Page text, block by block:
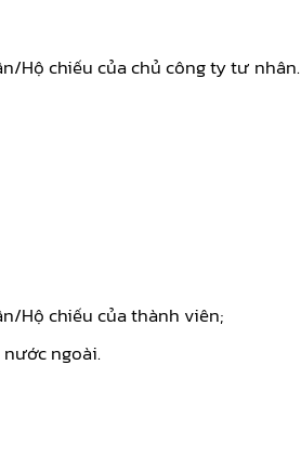
Hộ chiếu của chủ công ty tư nhân.
Hộ chiếu của thành viên;
ngoài.